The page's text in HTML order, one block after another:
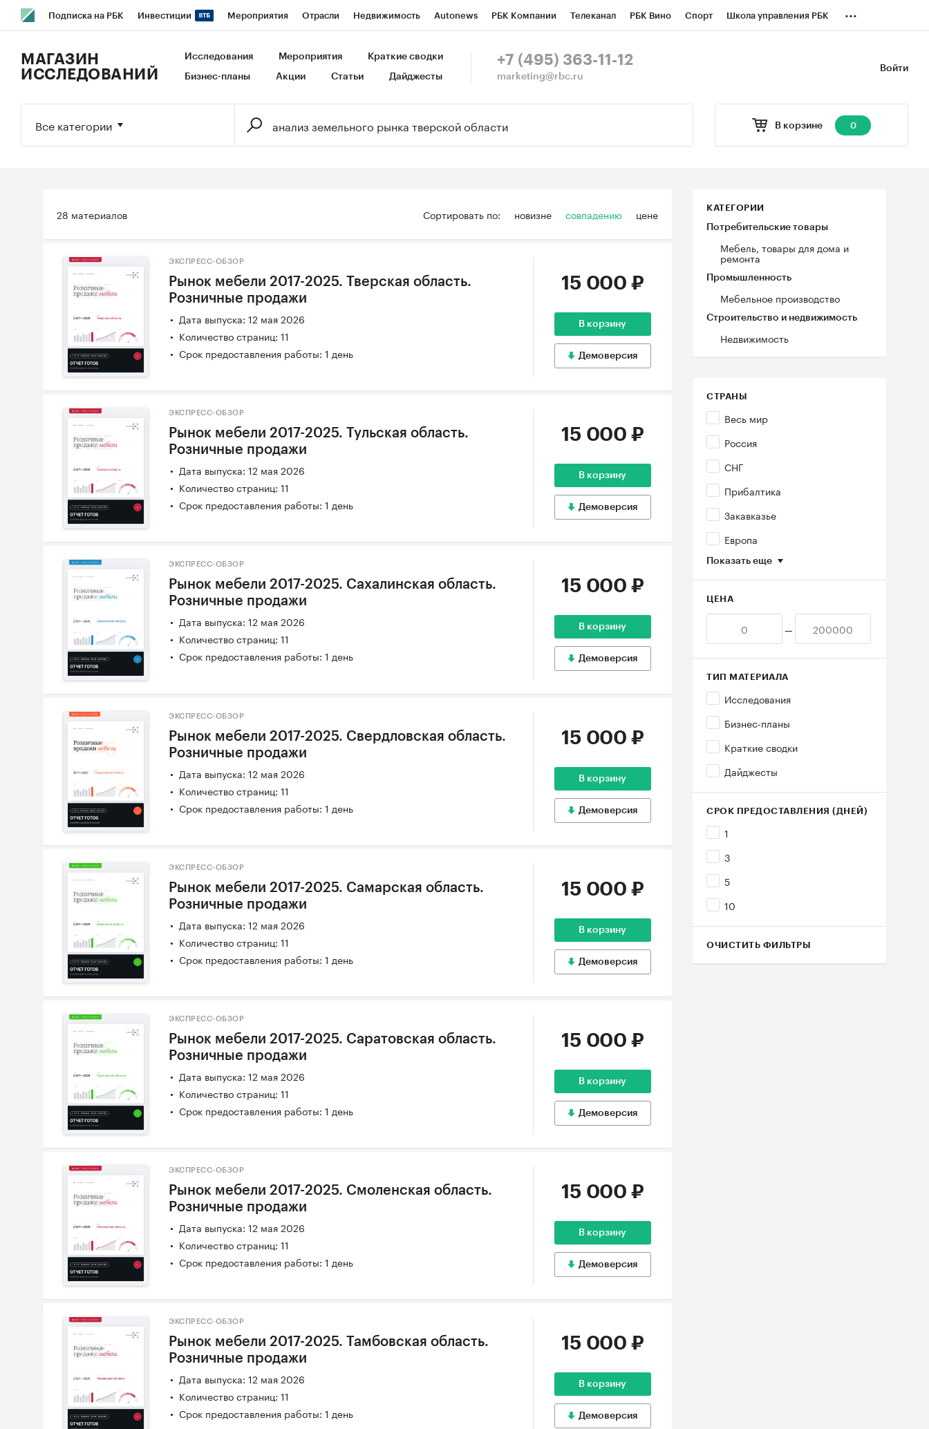
Подписка на РБК Инвестиции Мероприятия Отрасли Недвижимость Autonews РБК Компании Телеканал РБК Вино Спорт Школа управления РБК
Исследования Кредитные рейтинги Франшизы Газета Спецпроекты СПб Конференции СПб Спецпроекты
...
Войти
МАГАЗИН
ИССЛЕДОВАНИЙ
Исследования Мероприятия Краткие сводки
Бизнес-планы Акции Статьи Дайджесты
+7 (495) 363-11-12
marketing@rbc.ru
В корзине 0
Все категории
Сортировать по: новизне совпадению цене
28 материалов КАТЕГОРИИ
Потребительские товары
Мебель, товары для дома и
ремонта
Промышленность
Мебельное производство
Строительство и недвижимость
Недвижимость
СТРАНЫ
Весь мир
Россия
СНГ
Прибалтика
Закавказье
Европа
Показать еще
ЦЕНА
—
ТИП МАТЕРИАЛА
Исследования
Бизнес-планы
Краткие сводки
Дайджесты
СРОК ПРЕДОСТАВЛЕНИЯ (ДНЕЙ)
1
3
5
10
ОЧИСТИТЬ ФИЛЬТРЫ
ЭКСПРЕСС-ОБЗОР
Рынок мебели 2017-2025. Тверская область.
Розничные продажи
Дата выпуска: 12 мая 2026
Количество страниц: 11
Срок предоставления работы: 1 день
15 000 ₽
В корзину
Демоверсия
ЭКСПРЕСС-ОБЗОР
Рынок мебели 2017-2025. Тульская область.
Розничные продажи
Дата выпуска: 12 мая 2026
Количество страниц: 11
Срок предоставления работы: 1 день
15 000 ₽
В корзину
Демоверсия
ЭКСПРЕСС-ОБЗОР
Рынок мебели 2017-2025. Сахалинская область.
Розничные продажи
Дата выпуска: 12 мая 2026
Количество страниц: 11
Срок предоставления работы: 1 день
15 000 ₽
В корзину
Демоверсия
ЭКСПРЕСС-ОБЗОР
Рынок мебели 2017-2025. Свердловская область.
Розничные продажи
Дата выпуска: 12 мая 2026
Количество страниц: 11
Срок предоставления работы: 1 день
15 000 ₽
В корзину
Демоверсия
ЭКСПРЕСС-ОБЗОР
Рынок мебели 2017-2025. Самарская область.
Розничные продажи
Дата выпуска: 12 мая 2026
Количество страниц: 11
Срок предоставления работы: 1 день
15 000 ₽
В корзину
Демоверсия
ЭКСПРЕСС-ОБЗОР
Рынок мебели 2017-2025. Саратовская область.
Розничные продажи
Дата выпуска: 12 мая 2026
Количество страниц: 11
Срок предоставления работы: 1 день
15 000 ₽
В корзину
Демоверсия
ЭКСПРЕСС-ОБЗОР
Рынок мебели 2017-2025. Смоленская область.
Розничные продажи
Дата выпуска: 12 мая 2026
Количество страниц: 11
Срок предоставления работы: 1 день
15 000 ₽
В корзину
Демоверсия
ЭКСПРЕСС-ОБЗОР
Рынок мебели 2017-2025. Тамбовская область.
Розничные продажи
Дата выпуска: 12 мая 2026
Количество страниц: 11
Срок предоставления работы: 1 день
15 000 ₽
В корзину
Демоверсия